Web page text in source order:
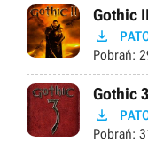
Gothic

Pobrań:
Gothic

Pobrań: